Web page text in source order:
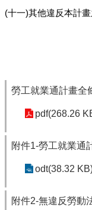
(十一)其他違反本計畫
勞工就業通計畫全
pdf(268.26
附件1-勞工就業通
odt(38.32
附件2-無違反勞動